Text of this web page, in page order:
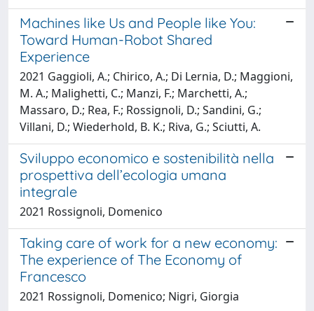
Machines like Us and People like You:
Toward Human-Robot Shared
Experience
2021 Gaggioli, A.; Chirico, A.; Di Lernia, D.; Maggioni,
M. A.; Malighetti, C.; Manzi, F.; Marchetti, A.;
Massaro, D.; Rea, F.; Rossignoli, D.; Sandini, G.;
Villani, D.; Wiederhold, B. K.; Riva, G.; Sciutti, A.
Sviluppo economico e sostenibilità nella
prospettiva dell’ecologia umana
integrale
2021 Rossignoli, Domenico
Taking care of work for a new economy:
The experience of The Economy of
Francesco
2021 Rossignoli, Domenico; Nigri, Giorgia